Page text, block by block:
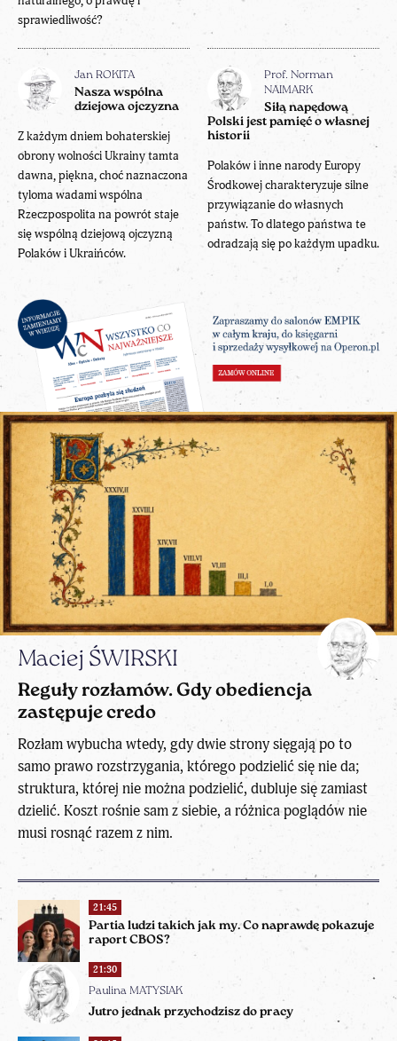
sprawiedliwość?
Jan ROKITA
Nasza wspólna
dziejowa ojczyzna
Z każdym dniem bohaterskiej
obrony wolności Ukrainy tamta
dawna, piękna, choć naznaczona
tyloma wadami wspólna
Rzeczpospolita na powrót staje
się wspólną dziejową ojczyzną
Polaków i Ukraińców.
Prof. Norman
NAIMARK
Siłą napędową
Polski jest pamięć o własnej
historii
Polaków i inne narody Europy
Środkowej charakteryzuje silne
przywiązanie do własnych
państw. To dlatego państwa te
odradzają się po każdym upadku.
21:45
Partia ludzi takich jak my. Co naprawdę pokazuje
raport CBOS?
21:30
Paulina MATYSIAK
Jutro jednak przychodzisz do pracy
Maciej ŚWIRSKI
Reguły rozłamów. Gdy obediencja
zastępuje credo
Rozłam wybucha wtedy, gdy dwie strony sięgają po to
samo prawo rozstrzygania, którego podzielić się nie da;
struktura, której nie można podzielić, dubluje się zamiast
dzielić. Koszt rośnie sam z siebie, a różnica poglądów nie
musi rosnąć razem z nim.